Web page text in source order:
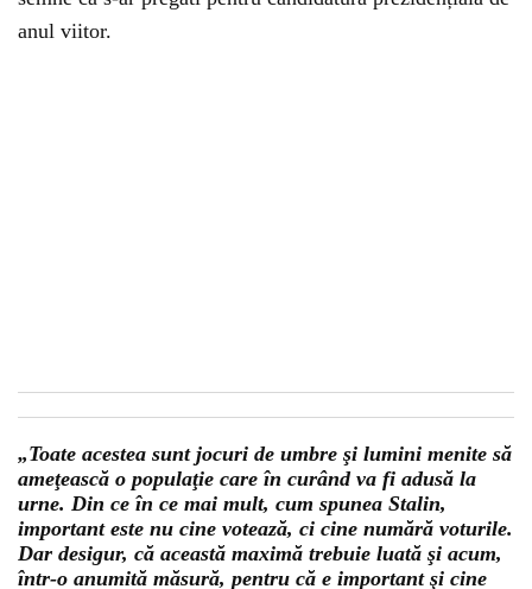
anul viitor.
„Toate acestea sunt jocuri de umbre şi lumini menite să
ameţească o populaţie care în curând va fi adusă la
urne. Din ce în ce mai mult, cum spunea Stalin,
important este nu cine votează, ci cine numără voturile.
Dar desigur, că această maximă trebuie luată şi acum,
într-o anumită măsură, pentru că e important şi cine